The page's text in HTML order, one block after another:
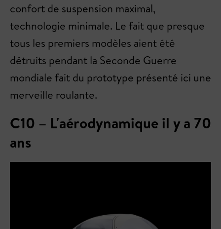
confort de suspension maximal,
technologie minimale. Le fait que presque
tous les premiers modèles aient été
détruits pendant la Seconde Guerre
mondiale fait du prototype présenté ici une
merveille roulante.
C10 – L'aérodynamique il y a 70
ans